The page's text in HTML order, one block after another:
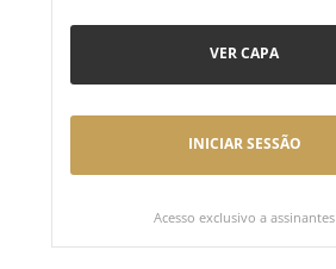
VER CAPA
INICIAR SESSÃO
Acesso exclusivo a assinantes